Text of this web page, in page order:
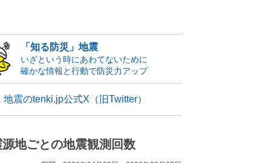
「知る防災」地震
いざという時にあわてないために
確かな情報と行動で防災力アップ
地震のtenki.jp公式X（旧Twitter）
源地ごとの地震観測回数